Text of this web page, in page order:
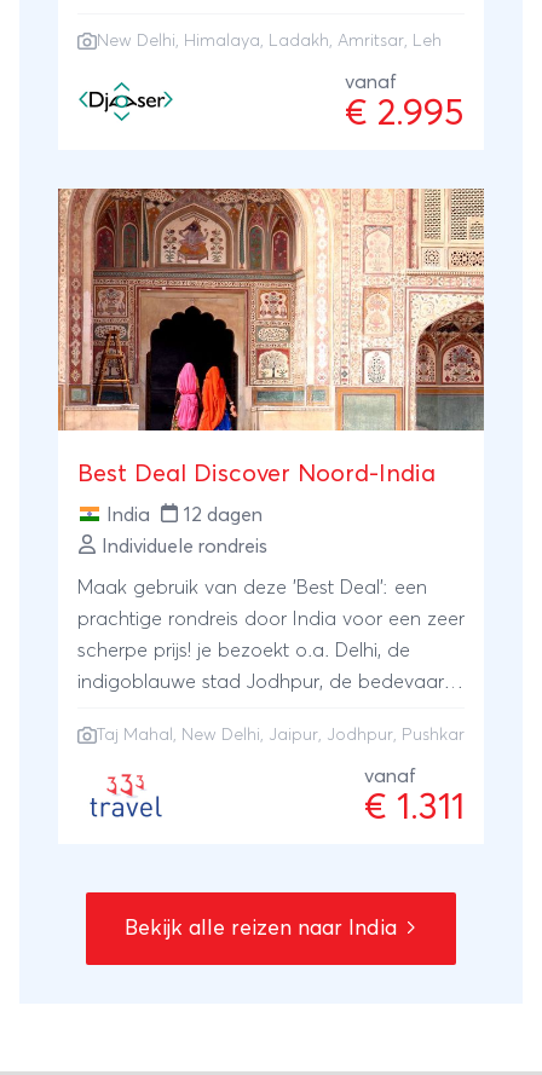
Himalaya Heilige stad Amritsar en bezoek
aan de indrukwekkende Gouden Tempel
Tijdsbesparende vlucht van Leh naar Delhi
New Delhi, Himalaya, Ladakh, Amritsar, Leh
vanaf
€ 2.995
Best Deal Discover Noord-India
India
12 dagen
Individuele rondreis
Maak gebruik van deze 'Best Deal': een
prachtige rondreis door India voor een zeer
scherpe prijs! je bezoekt o.a. Delhi, de
indigoblauwe stad Jodhpur, de bedevaart
Taj Mahal bij zonsopgang.
Taj Mahal , New Delhi, Jaipur, Jodhpur, Pushkar
vanaf
€ 1.311
Bekijk alle reizen naar India